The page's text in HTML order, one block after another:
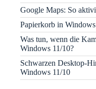
Google Maps: So
Papierkorb in
Was tun, wenn die
Windows 11/10?
Schwarzen Desktop-
Windows 11/10